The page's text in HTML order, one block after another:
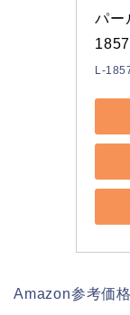
パー
1857
L-
Amazon参考価